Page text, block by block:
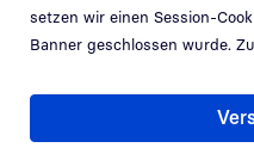
setzen wir einen Session-
Banner geschlossen wurde.
umfasst. Zentral ist
Mitarbeitende.
Zugriffskontrollen
Schutzmechanismen.